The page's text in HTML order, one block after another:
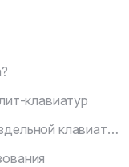
клавиатур
Преимущества использования раздельной клавиатуры